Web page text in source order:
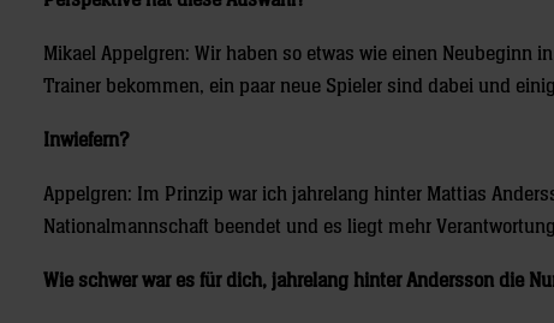
Mikael Appelgren: Wir haben so etwas wie einen Neubeginn
Trainer bekommen, ein paar neue Spieler sind dabei und
Inwiefern?
Appelgren: Im Prinzip war ich jahrelang hinter Mattias
Nationalmannschaft beendet und es liegt mehr
Wie schwer war es für dich, jahrelang hinter Andersson die